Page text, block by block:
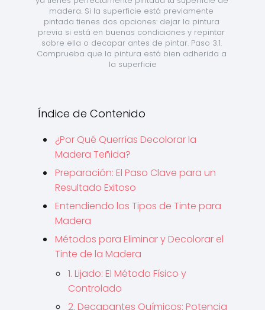
madera. Si la superficie está previamente
pintada tienes dos opciones: dejar la pintura
previa si está en buenas condiciones y repintar
sobre ella o decapar antes de pintar. Paso 3.1.
Comprueba que la pintura está bien adherida a
la superficie
Índice de Contenido
¿Por Qué Querrías Decolorar la
Madera Teñida?
Preparación: El Paso Clave para un
Resultado Exitoso
Entendiendo los Tipos de Tinte para
Madera
Métodos para Eliminar y Decolorar el
Tinte de la Madera
1. Lijado: El Método Físico y
Controlado
2. Decapantes Químicos: Potencia